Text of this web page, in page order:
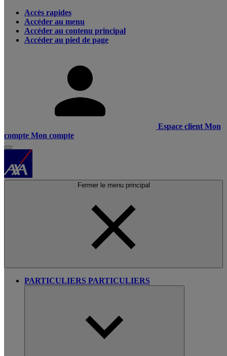
Accès rapides
Accéder au menu
Accéder au contenu principal
Accéder au pied de page
Espace client Mon
compte Mon compte
Fermer le menu principal
PARTICULIERS PARTICULIERS